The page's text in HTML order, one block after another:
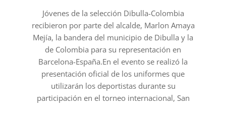
Jóvenes de la selección Dibulla-Colombia
recibieron por parte del alcalde, Marlon Amaya
Mejía, la bandera del municipio de Dibulla y la
de Colombia para su representación en
Barcelona-España.En el evento se realizó la
presentación oficial de los uniformes que
utilizarán los deportistas durante su
participación en el torneo internacional, San